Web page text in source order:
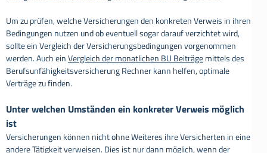
Um zu prüfen, welche Versicherungen den konkreten Verweis in ihren
Bedingungen nutzen und ob eventuell sogar darauf verzichtet wird,
sollte ein Vergleich der Versicherungsbedingungen vorgenommen
werden. Auch einVergleich der monatlichen BU Beiträgemittels des
Berufsunfähigkeitsversicherung Rechner kann helfen, optimale
Verträge zu finden.
Unter welchen Umständen ein konkreter Verweis möglich
ist
Versicherungen können nicht ohne Weiteres ihre Versicherten in eine
andere Tätigkeit verweisen. Dies ist nur dann möglich, wenn der